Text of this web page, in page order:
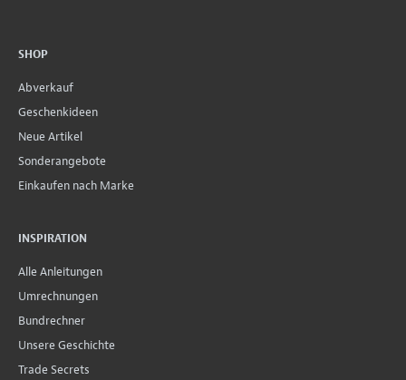
SHOP
Abverkauf
Geschenkideen
Neue Artikel
Sonderangebote
Einkaufen nach Marke
INSPIRATION
Alle Anleitungen
Umrechnungen
Bundrechner
Unsere Geschichte
Trade Secrets